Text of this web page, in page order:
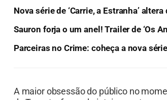
Nova série de ‘Carrie, a Estranha’
Sauron forja o um anel! Trailer de ‘Os
Parceiras no Crime: coheça a nova
A maior obsessão do público no